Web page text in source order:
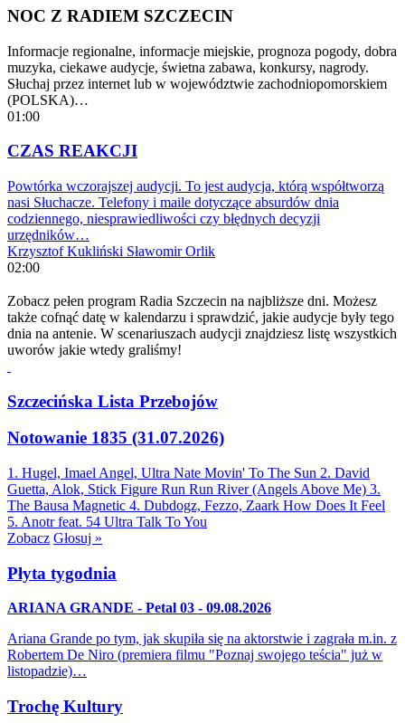
NOC Z RADIEM SZCZECIN
Informacje regionalne, informacje miejskie, prognoza pogody, dobra
muzyka, ciekawe audycje, świetna zabawa, konkursy, nagrody.
Słuchaj przez internet lub w województwie zachodniopomorskiem
(POLSKA)…
01:00
CZAS REAKCJI
Powtórka wczorajszej audycji. To jest audycja, którą współtworzą
nasi Słuchacze. Telefony i maile dotyczące absurdów dnia
codziennego, niesprawiedliwości czy błędnych decyzji
urzędników…
Krzysztof Kukliński Sławomir Orlik
02:00
Zobacz pełen program Radia Szczecin na najbliższe dni. Możesz
także cofnąć datę w kalendarzu i sprawdzić, jakie audycje były tego
dnia na antenie. W scenariuszach audycji znajdziesz listę wszystkich
uworów jakie wtedy graliśmy!
Szczecińska Lista Przebojów
Notowanie 1835 (31.07.2026)
1. Hugel, Imael Angel, Ultra Nate Movin' To The Sun 2. David
Guetta, Alok, Stick Figure Run Run River (Angels Above Me) 3.
The Bausa Magnetic 4. Dubdogz, Fezzo, Zaark How Does It Feel
5. Anotr feat. 54 Ultra Talk To You
Zobacz Głosuj »
Płyta tygodnia
ARIANA GRANDE - Petal 03 - 09.08.2026
Ariana Grande po tym, jak skupiła się na aktorstwie i zagrała m.in. z
Robertem De Niro (premiera filmu "Poznaj swojego teścia" już w
listopadzie)…
Trochę Kultury